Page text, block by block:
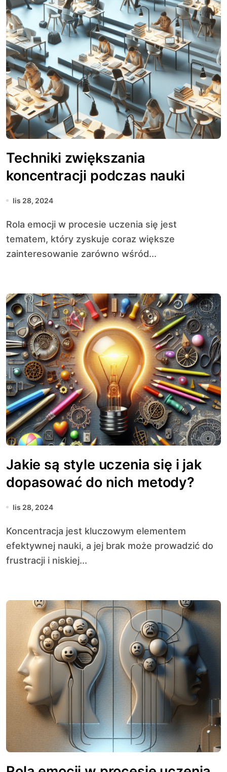
Techniki zwiększania
koncentracji podczas nauki
lis 28, 2024
Rola emocji w procesie uczenia się jest
tematem, który zyskuje coraz większe
zainteresowanie zarówno wśród...
Jakie są style uczenia się i jak
dopasować do nich metody?
lis 28, 2024
Koncentracja jest kluczowym elementem
efektywnej nauki, a jej brak może prowadzić do
frustracji i niskiej...